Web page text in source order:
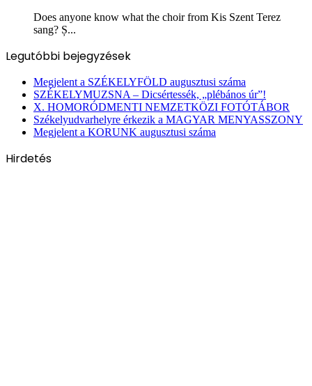
Does anyone know what the choir from Kis Szent Terez
sang? Ș...
Legutóbbi bejegyzések
Megjelent a SZÉKELYFÖLD augusztusi száma
SZÉKELYMUZSNA – Dicsértessék, „plébános úr”!
X. HOMORÓDMENTI NEMZETKÖZI FOTÓTÁBOR
Székelyudvarhelyre érkezik a MAGYAR MENYASSZONY
Megjelent a KORUNK augusztusi száma
Hirdetés